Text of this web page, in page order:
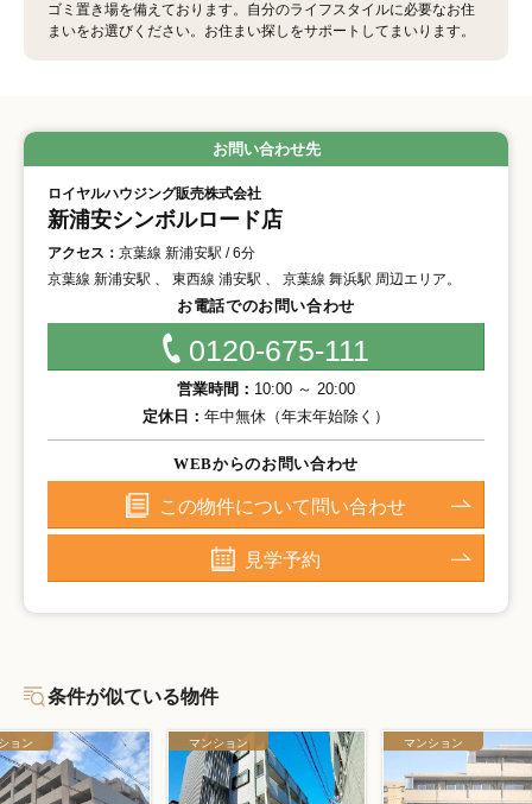
ゴミ置き場を備えております。自分のライフスタイルに必要なお住
まいをお選びください。お住まい探しをサポートしてまいります。
お問い合わせ先
ロイヤルハウジング販売株式会社
新浦安シンボルロード店
アクセス： 京葉線 新浦安駅 / 6分
京葉線 新浦安駅 、 東西線 浦安駅 、 京葉線 舞浜駅 周辺エリア。
お電話でのお問い合わせ
0120-675-111
営業時間： 10:00 ～ 20:00
定休日： 年中無休（年末年始除く）
WEBからのお問い合わせ
この物件について問い合わせ
見学予約
条件が似ている物件
ョン マンション マンション